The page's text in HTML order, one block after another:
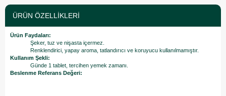
ÜRÜN ÖZELLIKLERI
Ürün Faydaları:
Şeker, tuz ve nişasta içermez.
Renklendirici, yapay aroma, tatlandırıcı ve koruyucu kullanılmamıştır.
Kullanım Şekli:
Günde 1 tablet, tercihen yemek zamanı.
Beslenme Referans Değeri: